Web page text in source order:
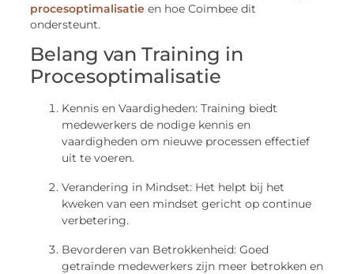
procesoptimalisatie en hoe Coimbee dit
ondersteunt.
Belang van Training in
Procesoptimalisatie
Kennis en Vaardigheden: Training biedt
medewerkers de nodige kennis en
vaardigheden om nieuwe processen effectief
uit te voeren.
Verandering in Mindset: Het helpt bij het
kweken van een mindset gericht op continue
verbetering.
Bevorderen van Betrokkenheid: Goed
getrainde medewerkers zijn meer betrokken en